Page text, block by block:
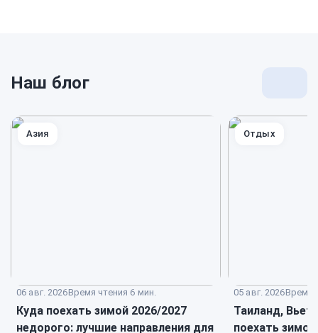
Наш блог
06 авг. 2026Время чтения 6 мин.
Куда поехать зимой 2026/2027
недорого: лучшие направления для
Азия
05 авг. 2026Время
Таиланд,
поехать зимой
Отдых